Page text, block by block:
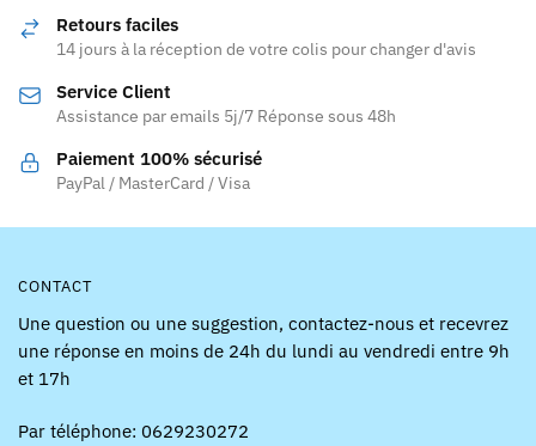
peuvent
être
sur
la
page
du
être
sur
Retours faciles
14 jours à la réception de votre colis pour changer d'avis
Service Client
Assistance par emails 5j/7 Réponse sous 48h
Paiement 100% sécurisé
PayPal / MasterCard / Visa
CONTACT
Une question ou une suggestion, contactez-nous et recevrez
une réponse en moins de 24h du lundi au vendredi entre 9h
et 17h
Par téléphone: 0629230272